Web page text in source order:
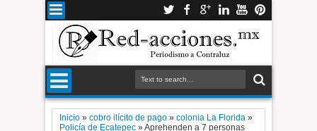
Inicio »cobro ilícito de pago »colonia La Florida »
Policía de Ecatepec »Aprehenden a 7 personas